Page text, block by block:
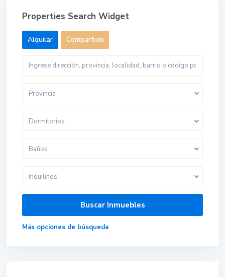
Properties Search Widget
Alquilar Compartido
Provincia
Dormitorios
Baños
Inquilinos
Más opciones de búsqueda